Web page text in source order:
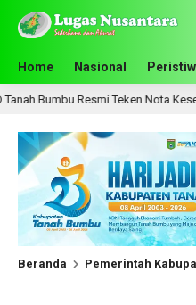
Home Nasional
Teken Nota Kesepakatan KUA-
Beranda Pemerintah